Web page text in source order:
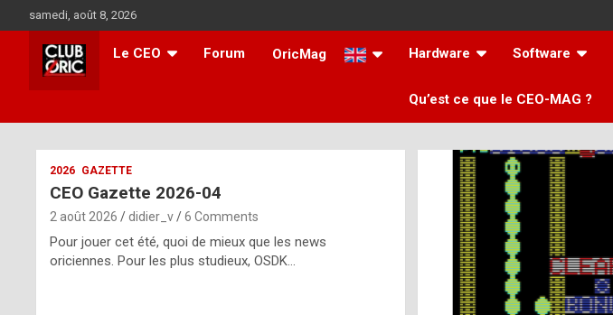
to
content
samedi, août 8, 2026
Le CEO Forum OricMag Hardware Software
Qu’est ce que le CEO-MAG ?
2026 GAZETTE
CEO Gazette 2026-04
2 août 2026 didier_v 6 Comments
Pour jouer cet été, quoi de mieux que les news
oriciennes. Pour les plus studieux, OSDK…